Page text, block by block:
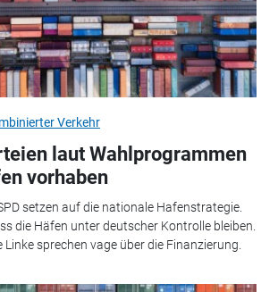
Verkehr
laut Wahlprogrammen
vorhaben
setzen auf die nationale Hafenstrategie.
die Häfen unter deutscher Kontrolle bleiben.
Linke sprechen vage über die Finanzierung.